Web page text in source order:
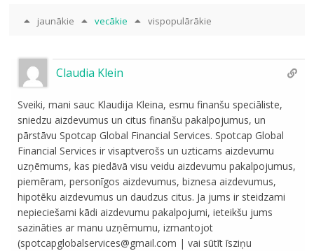
jaunākie vecākie vispopulārākie
Claudia Klein
Sveiki, mani sauc Klaudija Kleina, esmu finanšu speciāliste,
sniedzu aizdevumus un citus finanšu pakalpojumus, un
pārstāvu Spotcap Global Financial Services. Spotcap Global
Financial Services ir visaptverošs un uzticams aizdevumu
uzņēmums, kas piedāvā visu veidu aizdevumu pakalpojumus,
piemēram, personīgos aizdevumus, biznesa aizdevumus,
hipotēku aizdevumus un daudzus citus. Ja jums ir steidzami
nepieciešami kādi aizdevumu pakalpojumi, ieteikšu jums
sazināties ar manu uzņēmumu, izmantojot
(spotcapglobalservices@gmail.com | vai sūtīt īsziņu